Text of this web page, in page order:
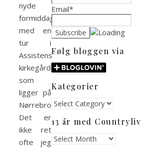
nyde
formiddagen
med en
tur i
Assistens
kirkegård
som
ligger på
Nørrebro.
Det er
ikke ret
ofte jeg
Email*
Følg bloggen via
Kategorier
Kategorier
13 år med Countryliv
13